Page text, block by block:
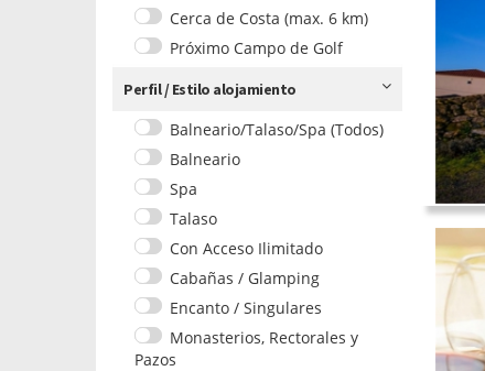
Cerca de Costa (max. 6 km)
Próximo Campo de Golf
Perfil / Estilo alojamiento
Balneario/Talaso/Spa (Todos)
Balneario
Spa
Talaso
Con Acceso Ilimitado
Cabañas / Glamping
Encanto / Singulares
Monasterios, Rectorales y
Pazos